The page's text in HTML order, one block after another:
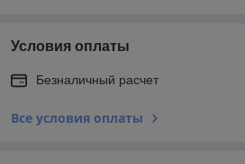
Условия оплаты
Безналичный расчет
Все условия оплаты